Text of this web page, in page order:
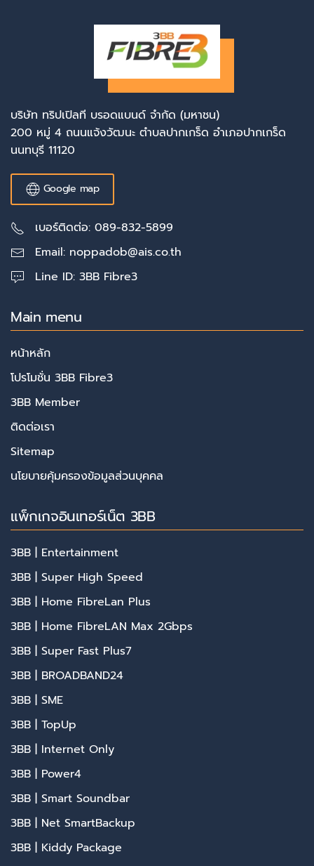
บริษัท ทริปเปิลที บรอดแบนด์ จำกัด (มหาชน)
200 หมู่ 4 ถนนแจ้งวัฒนะ ตำบลปากเกร็ด อำเภอปากเกร็ด
นนทบุรี 11120
Google map
เบอร์ติดต่อ: 089-832-5899
Email: noppadob@ais.co.th
Line ID: 3BB Fibre3
Main menu
หน้าหลัก
โปรโมชั่น 3BB Fibre3
3BB Member
ติดต่อเรา
Sitemap
นโยบายคุ้มครองข้อมูลส่วนบุคคล
แพ็กเกจอินเทอร์เน็ต 3BB
3BB | Entertainment
3BB | Super High Speed
3BB | Home FibreLan Plus
3BB | Home FibreLAN Max 2Gbps
3BB | Super Fast Plus7
3BB | BROADBAND24
3BB | SME
3BB | TopUp
3BB | Internet Only
3BB | Power4
3BB | Smart Soundbar
3BB | Net SmartBackup
3BB | Kiddy Package